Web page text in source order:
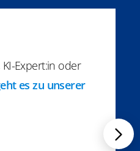
Expert:in oder
es zu unserer